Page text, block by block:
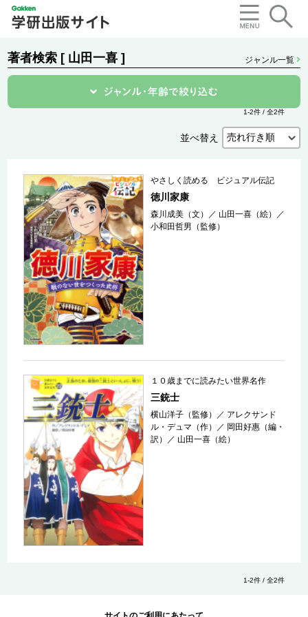
著者検索 [ 山田一喜 ] ジャンル一覧
1-2件 / 全2件
並べ替え
やさしく読める ビジュアル伝記
徳川家康
森川成美（文） ／ 山田一喜（絵）
／
小和田哲男（監修）
１０歳までに読みたい世界名作
三銃士
横山洋子（監修） ／ アレクサンド
ル・デュマ（作）
／ 岡田好惠（編・
訳）
／ 山田一喜（絵）
1-2件 / 全2件